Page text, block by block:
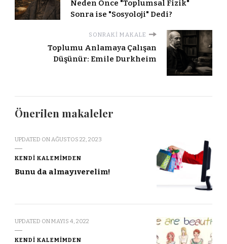
Neden Önce "Toplumsal Fizik"
Sonra ise "Sosyoloji" Dedi?
SONRAKI MAKALE
Toplumu Anlamaya Çalışan
Düşünür: Emile Durkheim
Önerilen makaleler
UPDATED ON AĞUSTOS 22, 2023
KENDI KALEMIMDEN
Bunu da almayıverelim!
UPDATED ONMAYIS 4, 2022
KENDI KALEMIMDEN